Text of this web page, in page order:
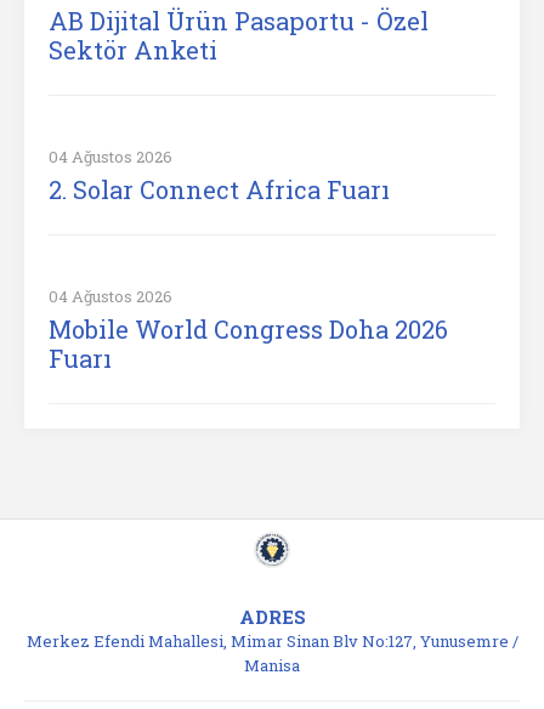
AB Dijital Ürün Pasaportu - Özel
Sektör Anketi
04 Ağustos 2026
2. Solar Connect Africa Fuarı
04 Ağustos 2026
Mobile World Congress Doha 2026
Fuarı
ADRES
Merkez Efendi Mahallesi, Mimar Sinan Blv No:127, Yunusemre /
Manisa